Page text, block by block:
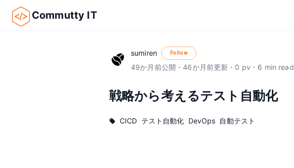
Commutty IT
sumiren Follow
49か月前公開 ・46か月前更新 ・ 0 pv ・ 6 min read
戦略から考えるテスト自動化
CICD テスト自動化 DevOps 自動テスト